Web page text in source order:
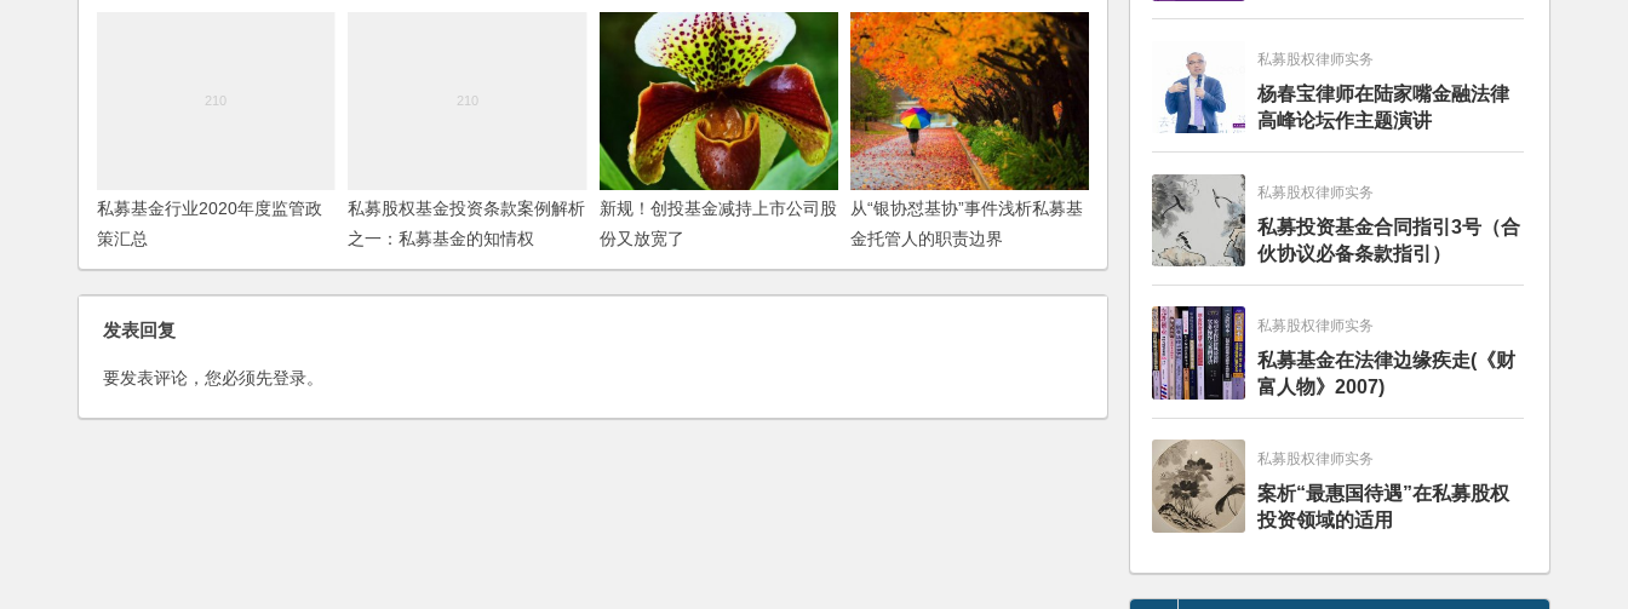
私募基金行业2020年度监管政
策汇总
私募股权基金投资条款案例解析
之一：私募基金的知情权
新规！创投基金减持上市公司股
份又放宽了
从“银协怼基协”事件浅析私募基
金托管人的职责边界
发表回复
要发表评论，您必须先登录。
私募股权律师实务
杨春宝律师在陆家嘴金融法律
高峰论坛作主题演讲
私募股权律师实务
私募投资基金合同指引3号（合
伙协议必备条款指引）
私募股权律师实务
私募基金在法律边缘疾走(《财
富人物》2007)
私募股权律师实务
案析“最惠国待遇”在私募股权
投资领域的适用